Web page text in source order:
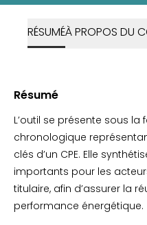
RÉSUMÉÀ PROPOS DU
Résumé
L’outil se présente sous la
chronologique
clés d’un CPE. Elle
importants pour les
titulaire, afin d’assurer la
performance énergétique.